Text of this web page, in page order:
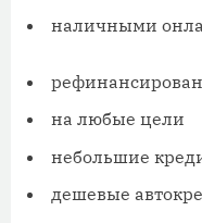
наличными
на любые цели
небольшие
дешевые